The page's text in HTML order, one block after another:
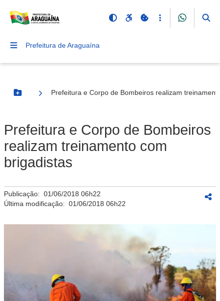
Prefeitura de Araguaína
Botão Menu
Prefeitura e Corpo de Bombeiros realizam
Prefeitura e Corpo de Bombeiros
realizam treinamento com
brigadistas
Publicação: 01/06/2018 06h22
Última modificação: 01/06/2018 06h22